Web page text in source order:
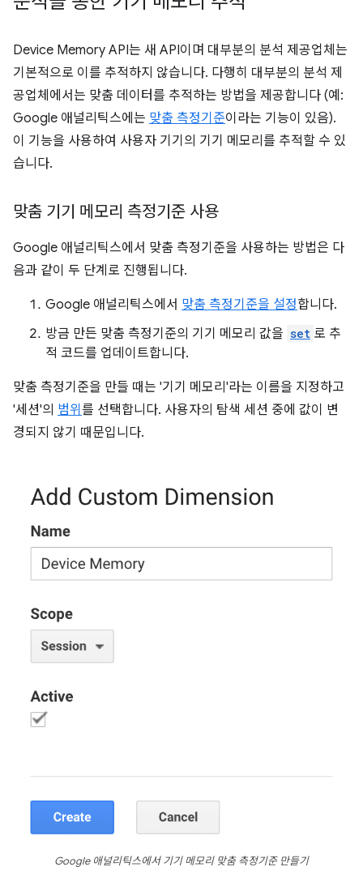
Device Memory API는 새 API이며 대부분의 분석 제공업체는
기본적으로 이를 추적하지 않습니다. 다행히 대부분의 분석 제
공업체에서는 맞춤 데이터를 추적하는 방법을 제공합니다 (예:
Google 애널리틱스에는 맞춤 측정기준이라는 기능이 있음).
이 기능을 사용하여 사용자 기기의 기기 메모리를 추적할 수 있
습니다.
맞춤 기기 메모리 측정기준 사용
Google 애널리틱스에서 맞춤 측정기준을 사용하는 방법은 다
음과 같이 두 단계로 진행됩니다.
Google 애널리틱스에서 맞춤 측정기준을 설정합니다.
방금 만든 맞춤 측정기준의 기기 메모리 값을 set 로 추
적 코드를 업데이트합니다.
맞춤 측정기준을 만들 때는 '기기 메모리'라는 이름을 지정하고
'세션'의 범위 를 선택합니다. 사용자의 탐색 세션 중에 값이 변
경되지 않기 때문입니다.
Google 애널리틱스에서 기기 메모리 맞춤 측정기준 만들기